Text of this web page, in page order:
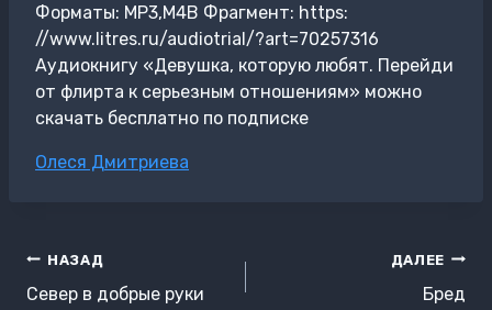
Форматы: MP3,M4B Фрагмент: https:
//www.litres.ru/audiotrial/?art=70257316
Аудиокнигу «Девушка, которую любят. Перейди
от флирта к серьезным отношениям» можно
скачать бесплатно по подписке
Метки
Олеся Дмитриева
Навигация
по
НАЗАД
Север в добрые руки
ДАЛЕЕ
Бред